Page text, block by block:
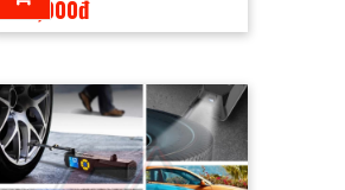
990,000đ